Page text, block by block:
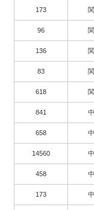
173
96
136
83
618
841
658
14560
458
173